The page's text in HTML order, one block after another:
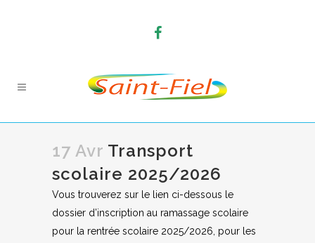
17 Avr Transport
scolaire 2025/2026
Vous trouverez sur le lien ci-dessous le
dossier d’inscription au ramassage scolaire
pour la rentrée scolaire 2025/2026, pour les